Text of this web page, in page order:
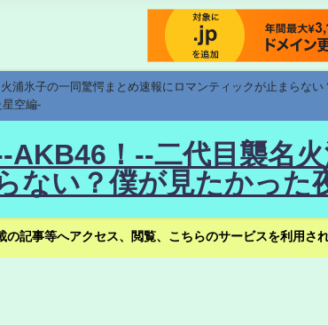
浦氷子の一同驚愕まとめ速報にロマンティックが止まらな
星空編-
AKB46！--二代目襲名
ない？僕が見たかった
の記事等へアクセス、閲覧、こちらのサービスを利用